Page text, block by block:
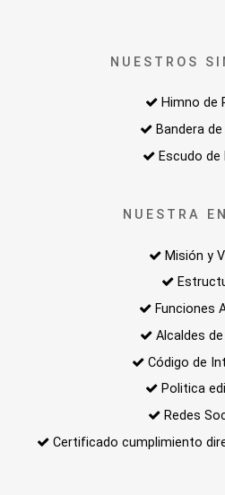
NUESTROS
Himno de
Bandera
Escudo
NUESTRA
Misión y
Funciones
Alcaldes
Código de
Politica
Redes
Certificado cumplimiento